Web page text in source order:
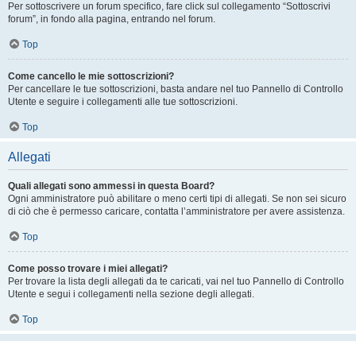
Per sottoscrivere un forum specifico, fare click sul collegamento “Sottoscrivi
forum”, in fondo alla pagina, entrando nel forum.
Top
Come cancello le mie sottoscrizioni?
Per cancellare le tue sottoscrizioni, basta andare nel tuo Pannello di Controllo
Utente e seguire i collegamenti alle tue sottoscrizioni.
Top
Allegati
Quali allegati sono ammessi in questa Board?
Ogni amministratore può abilitare o meno certi tipi di allegati. Se non sei sicuro
di ciò che è permesso caricare, contatta l’amministratore per avere assistenza.
Top
Come posso trovare i miei allegati?
Per trovare la lista degli allegati da te caricati, vai nel tuo Pannello di Controllo
Utente e segui i collegamenti nella sezione degli allegati.
Top